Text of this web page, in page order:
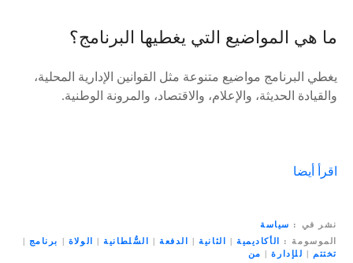
ما هي المواضيع التي يغطيها البرنامج؟
يغطي البرنامج مواضيع متنوعة مثل القوانين الإدارية المحلية،
والقيادة الحديثة، والإعلام، والاقتصاد، والمرونة الوطنية.
اقرأ أيضا
نشر في
سياسة
الموسومة
الأكاديمية| الثانية| الدفعة| السُّلطانية| الولاة | برنامج |
تختتم | للإدارة| من